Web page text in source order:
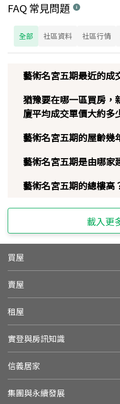
FAQ 常見問題
全部 社區資料 社區行情
藝術名宮五期最近的成
猶豫要在哪一區買房，
廈平均成交單價大約多
藝術名宮五期的屋齡幾
藝術名宮五期是由哪家
藝術名宮五期的總樓高
載入更
買屋
賣屋
租屋
實登與房訊知識
信義居家
集團與永續發展